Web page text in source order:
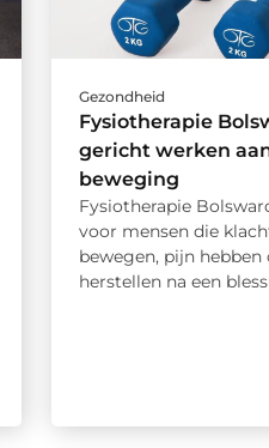
Gezondheid
Fysiotherapie
gericht werken
beweging
Fysiotherapie
voor mensen die
bewegen, pijn hebben
herstellen na een